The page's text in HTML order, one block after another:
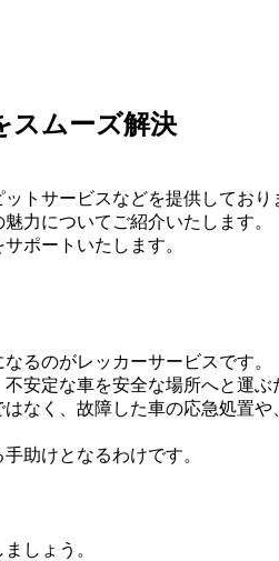
スムーズ解決
トサービスなどを提供しており
力についてご紹介いたします。
ポートいたします。
るのがレッカーサービスです。
安定な車を安全な場所へと運ぶ
なく、故障した車の応急処置
助けとなるわけです。
しょう。